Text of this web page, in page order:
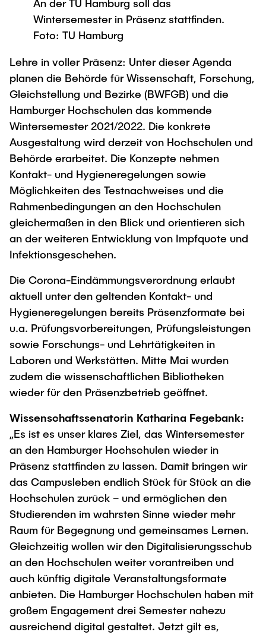
Newsroom
Press Release
University magazine spektrum
Events
Merchandise-Shop
Working at TU Hamburg
Job opportunities
Faculty recruiting
Information for new employees
Internal Information
New@tuhh
study organization
AI in Education
After Graduation
Alumni
Career Center
Graduate Academy
Doctoral Degrees
Continuing Education
UNU HUB "Engineering to Face Climate
Change"
Research Funding
Early Career Research Support
Good Scientific Practice
Future Lectures
Team
Research & Transfer News
Interdisciplinary Workshop of the FSP
"Biobased Processes and Reactor
Technologies"
Process Engineering
Study programs
Technology and Innovation in Education
News
Study programs
Research and Institutes
Management Sciences and Technology
Study Programs
Research and Institutes
Mechanical Engineering
Research and institutes
Joint School of Multidisciplinary Studies
Institutes
Overview
Exchange students
Intercultural Hub
International Scholars & Guests
Partnerships and Strategy
Study Exchange Partnerships
How to establish partnerships
Strategy
ECIU University
Contacts & International Team
An der TU Hamburg soll das
Wintersemester in Präsenz stattfinden.
Foto: TU Hamburg
Lehre in voller Präsenz: Unter dieser Agenda
planen die Behörde für Wissenschaft, Forschung,
Gleichstellung und Bezirke (BWFGB) und die
Hamburger Hochschulen das kommende
Wintersemester 2021/2022. Die konkrete
Ausgestaltung wird derzeit von Hochschulen und
Behörde erarbeitet. Die Konzepte nehmen
Kontakt- und Hygieneregelungen sowie
Möglichkeiten des Testnachweises und die
Rahmenbedingungen an den Hochschulen
gleichermaßen in den Blick und orientieren sich
an der weiteren Entwicklung von Impfquote und
Infektionsgeschehen.
Die Corona-Eindämmungsverordnung erlaubt
aktuell unter den geltenden Kontakt- und
Hygieneregelungen bereits Präsenzformate bei
u.a. Prüfungsvorbereitungen, Prüfungsleistungen
sowie Forschungs- und Lehrtätigkeiten in
Laboren und Werkstätten. Mitte Mai wurden
zudem die wissenschaftlichen Bibliotheken
wieder für den Präsenzbetrieb geöffnet.
Wissenschaftssenatorin Katharina Fegebank:
„Es ist es unser klares Ziel, das Wintersemester
an den Hamburger Hochschulen wieder in
Präsenz stattfinden zu lassen. Damit bringen wir
das Campusleben endlich Stück für Stück an die
Hochschulen zurück – und ermöglichen den
Studierenden im wahrsten Sinne wieder mehr
Raum für Begegnung und gemeinsames Lernen.
Gleichzeitig wollen wir den Digitalisierungsschub
an den Hochschulen weiter vorantreiben und
auch künftig digitale Veranstaltungsformate
anbieten. Die Hamburger Hochschulen haben mit
großem Engagement drei Semester nahezu
ausreichend digital gestaltet. Jetzt gilt es,